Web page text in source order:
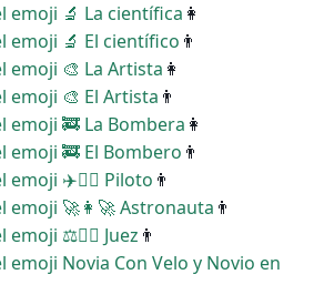
emoji ‍🔬 La científica 👩
emoji ‍🔬 El científico 👨
emoji ‍🎨 La Artista 👩
emoji ‍🎨 El Artista 👨
emoji ‍🚒 La Bombera 👩
emoji ‍🚒 El Bombero 👨
emoji ‍✈️👩‍✈️ Piloto 👨
emoji ‍🚀👩‍🚀 Astronauta 👨
emoji ‍⚖️👩‍⚖️ Juez 👨
emoji Novia Con Velo y Novio en